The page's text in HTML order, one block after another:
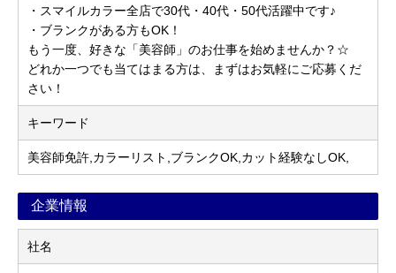
・スマイルカラー全店で30代・40代・50代活躍中です♪
・ブランクがある方もOK！
もう一度、好きな「美容師」のお仕事を始めませんか？☆
どれか一つでも当てはまる方は、まずはお気軽にご応募くだ
さい！
キーワード
美容師免許,カラーリスト,ブランクOK,カット経験なしOK,
企業情報
社名